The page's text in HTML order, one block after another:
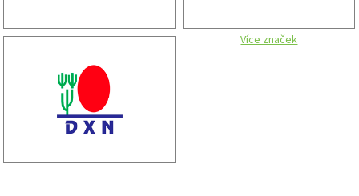
Více značek